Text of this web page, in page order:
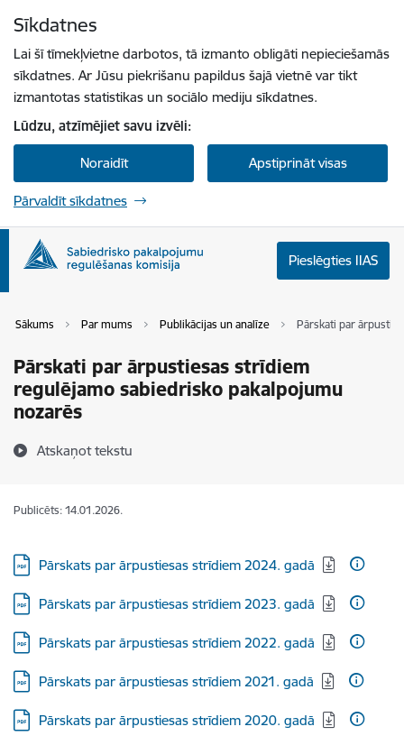
Sīkdatnes
Lai šī tīmekļvietne darbotos, tā izmanto obligāti nepieciešamās
sīkdatnes. Ar Jūsu piekrišanu papildus šajā vietnē var tikt
izmantotas statistikas un sociālo mediju sīkdatnes.
Lūdzu, atzīmējiet savu izvēli:
Noraidīt Apstiprināt visas
Pārvaldīt sīkdatnes
Pieslēgties IIAS
Sākums Par mums Publikācijas un analīze Pārskati par
Pārskati par ārpustiesas strīdiem
regulējamo sabiedrisko pakalpojumu
nozarēs
Atskaņot tekstu
Publicēts: 14.01.2026.
Lejupielādēt:
Pārskats par ārpustiesas strīdiem 2024. gadā
Lejupielādēt:
Pārskats par ārpustiesas strīdiem 2023. gadā
Lejupielādēt:
Pārskats par ārpustiesas strīdiem 2022. gadā
Lejupielādēt:
Pārskats par ārpustiesas strīdiem 2021. gadā
Lejupielādēt:
Pārskats par ārpustiesas strīdiem 2020. gadā